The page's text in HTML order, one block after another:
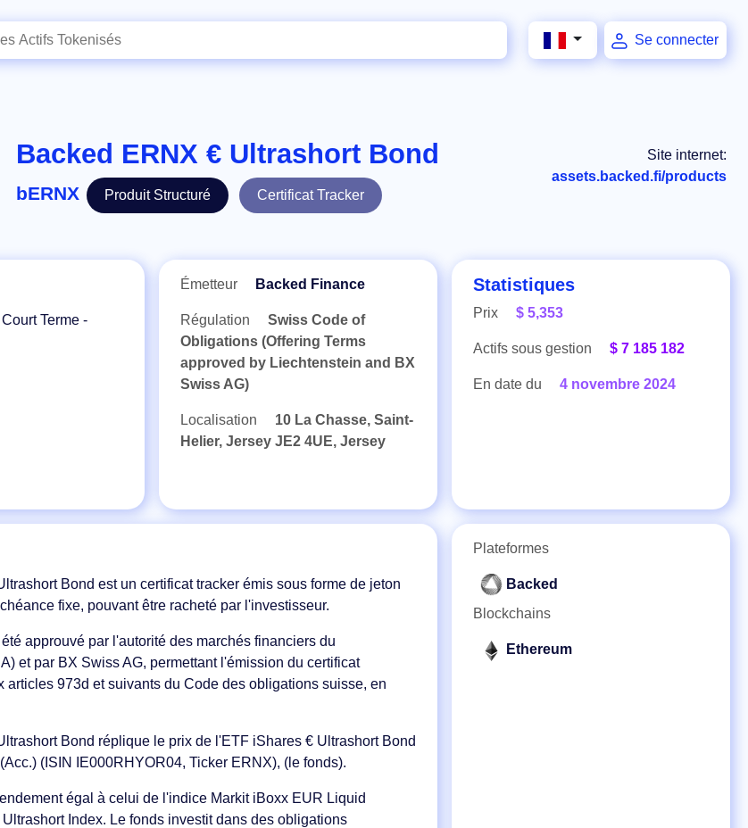
Se connecter
Backed ERNX € Ultrashort Bond
bERNX Produit Structuré Certificat Tracker
Site internet:
assets.backed.fi/products
Terme -
Émetteur Backed Finance
Régulation
Swiss Code of
Obligations (Offering Terms
approved by Liechtenstein and BX
Swiss AG)
Localisation
10 La Chasse, Saint-
Helier, Jersey JE2 4UE, Jersey
Statistiques
Prix $ 5,353
Actifs sous gestion $ 7 185 182
En date du 4 novembre 2024
Bond est un certificat tracker émis sous forme de jeton
fixe, pouvant être racheté par l'investisseur.
approuvé par l'autorité des marchés financiers du
et par BX Swiss AG, permettant l'émission du certificat
articles 973d et suivants du Code des obligations suisse, en
Bond réplique le prix de l'ETF iShares € Ultrashort Bond
(ISIN IE000RHYOR04, Ticker ERNX), (le fonds).
égal à celui de l'indice Markit iBoxx EUR Liquid
Ultrashort Index. Le fonds investit dans des obligations
Plateformes
Backed
Blockchains
Ethereum